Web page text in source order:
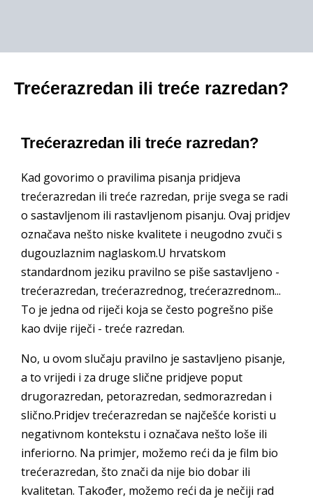
Trećerazredan ili treće razredan?
Trećerazredan ili treće razredan?
Kad govorimo o pravilima pisanja pridjeva
trećerazredan ili treće razredan, prije svega se radi
o sastavljenom ili rastavljenom pisanju. Ovaj pridjev
označava nešto niske kvalitete i neugodno zvuči s
dugouzlaznim naglaskom.U hrvatskom
standardnom jeziku pravilno se piše sastavljeno -
trećerazredan, trećerazrednog, trećerazrednom...
To je jedna od riječi koja se često pogrešno piše
kao dvije riječi - treće razredan.
No, u ovom slučaju pravilno je sastavljeno pisanje,
a to vrijedi i za druge slične pridjeve poput
drugorazredan, petorazredan, sedmorazredan i
slično.Pridjev trećerazredan se najčešće koristi u
negativnom kontekstu i označava nešto loše ili
inferiorno. Na primjer, možemo reći da je film bio
trećerazredan, što znači da nije bio dobar ili
kvalitetan. Također, možemo reći da je nečiji rad